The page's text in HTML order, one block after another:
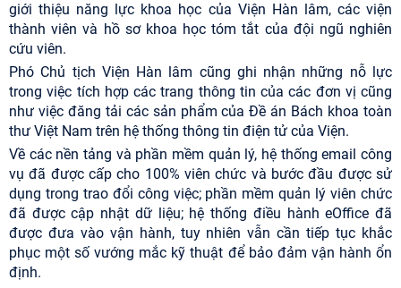
giới thiệu năng lực khoa học của Viện Hàn lâm, các viện
thành viên và hồ sơ khoa học tóm tắt của đội ngũ nghiên
cứu viên.
Phó Chủ tịch Viện Hàn lâm cũng ghi nhận những nỗ lực
trong việc tích hợp các trang thông tin của các đơn vị cũng
như việc đăng tải các sản phẩm của Đề án Bách khoa toàn
thư Việt Nam trên hệ thống thông tin điện tử của Viện.
Về các nền tảng và phần mềm quản lý, hệ thống email công
vụ đã được cấp cho 100% viên chức và bước đầu được sử
dụng trong trao đổi công việc; phần mềm quản lý viên chức
đã được cập nhật dữ liệu; hệ thống điều hành eOffice đã
được đưa vào vận hành, tuy nhiên vẫn cần tiếp tục khắc
phục một số vướng mắc kỹ thuật để bảo đảm vận hành ổn
định.